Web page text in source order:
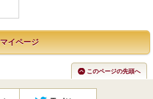
マイページ
このページの先頭へ